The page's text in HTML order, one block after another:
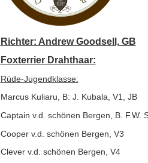
Richter: Andrew Goodsell, GB
Foxterrier Drahthaar:
Rüde-Jugendklasse:
Marcus Kuliaru, B: J. Kubala, V1, JB
Captain v.d. schönen Bergen, B. F.W.
Cooper v.d. schönen Bergen, V3
Clever v.d. schönen Bergen, V4